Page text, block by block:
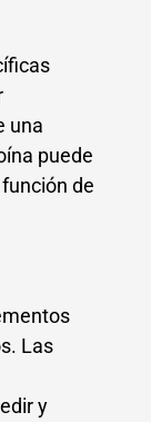
una
puede
de
Las
y